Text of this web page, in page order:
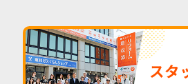
スタ